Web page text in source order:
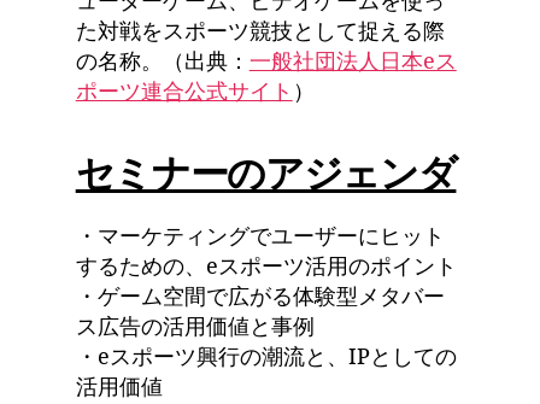
た対戦をスポーツ競技として捉える際
の名称。（出典： 一般社団法人日本eス
ポーツ連合公式サイト ）
セミナーのアジェンダ
・マーケティングでユーザーにヒット
するための、eスポーツ活用のポイント
・ゲーム空間で広がる体験型メタバー
ス広告の活用価値と事例
・eスポーツ興行の潮流と、IPとしての
活用価値